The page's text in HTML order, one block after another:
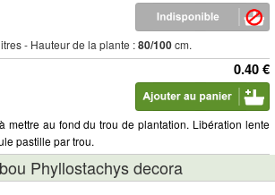
- Hauteur de la plante :80/100cm.
0.40 €
mettre au fond du trou de plantation. Libération lente
pastille par trou.
Phyllostachys decora